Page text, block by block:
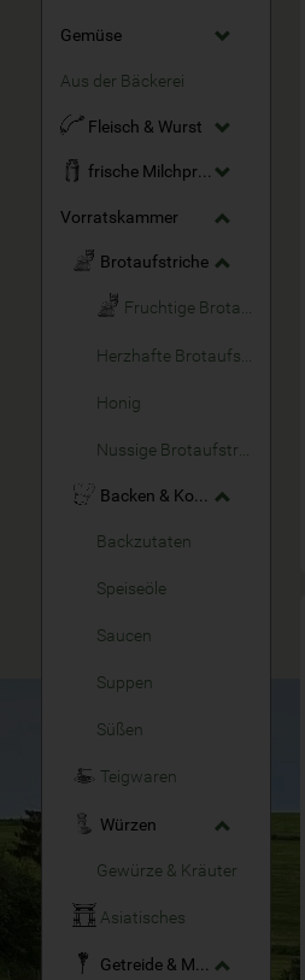
Gemüse
Aus der Bäckerei
Fleisch & Wurst
frische Milchprodukte
Vorratskammer
Brotaufstriche
Honig
Backen & Kochen
Backzutaten
Speiseöle
Saucen
Suppen
Süßen
Teigwaren
Würzen
Gewürze & Kräuter
Asiatisches
Getreide & Müsli